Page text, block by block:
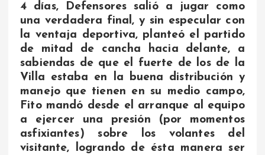
4 días, Defensores salió a jugar como
una verdadera final, y sin especular con
la ventaja deportiva, planteó el partido
de mitad de cancha hacia delante, a
sabiendas de que el fuerte de los de la
Villa estaba en la buena distribución y
manejo que tienen en su medio campo,
Fito mandó desde el arranque al equipo
a ejercer una presión (por momentos
asfixiantes) sobre los volantes del
visitante, logrando de ésta manera ser